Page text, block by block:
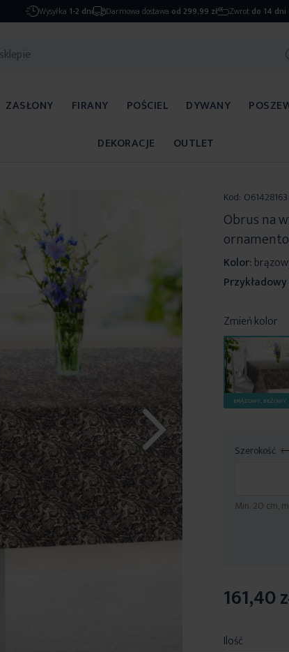
Wysyłka 1-2 dni Darmowa dostawa od 299,99 zł Zwrot do 14 dni
ZASŁONY FIRANY POŚCIEL DYWANY
DEKORACJE
OUTLET
Kod: O61428163
Obrus na
Kolor:
Zmień kolor
BRĄZOWY, BEŻOWY
Szerokość
Min. 20 cm,
161,40
Ilość